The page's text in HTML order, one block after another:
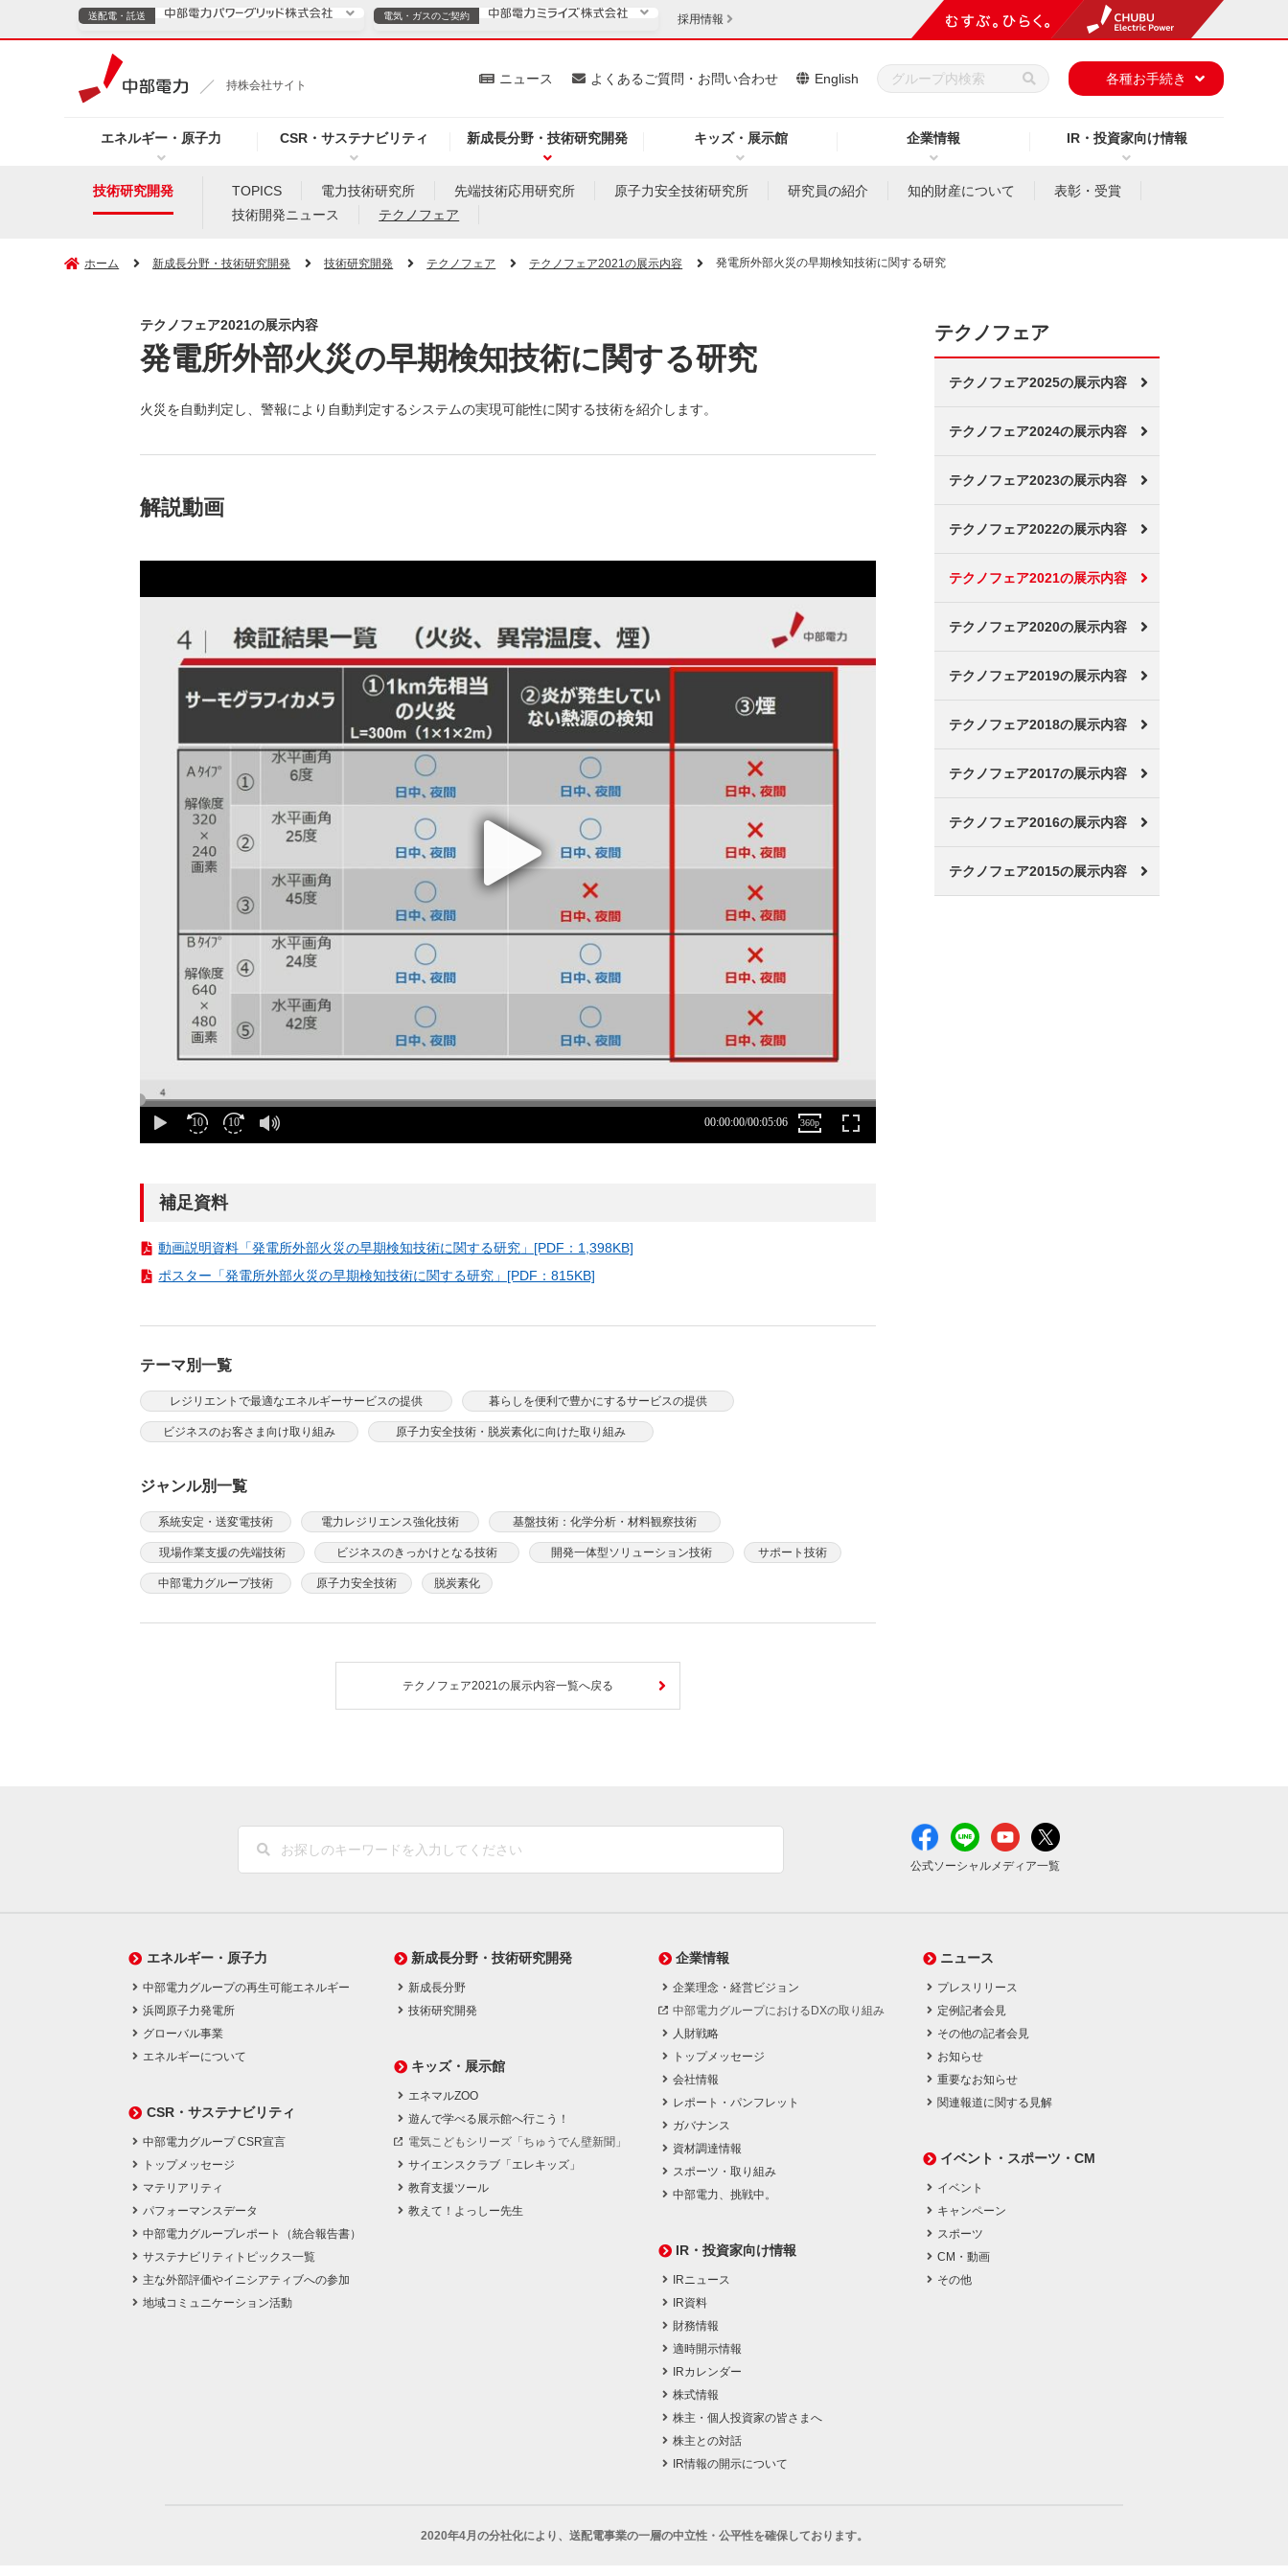
持株会社サイト
エネルギー・原子力 CSR・サステナビリティ 新成長分野・技術研究開発 キッズ・展示館 企業情報 IR・投資家向け情報
ニュース よくあるご質問・お問い合わせ English 各種お手続き
送配電・託送 電気・ガスのご契約
電気・ガスのご契約
プレスリリース（新しいウィンドウを開きます）
お知らせ （新しいウィンドウを開きます）
よくあるご質問・お問い合わせ （新しいウィンドウを開きます）
採用情報
技術研究開発 TOPICS 電力技術研究所 先端技術応用研究所 原子力安全技術研究所 研究員の紹介 知的財産について
表彰・受賞
技術開発ニュース
テクノフェア
ホーム 新成長分野・技術研究開発 技術研究開発 テクノフェア テクノフェア2021の展示内容 発電所外部火災の早期検知技術に関する研究
テクノフェア2021の展示内容
発電所外部火災の早期検知技術に関する研究
火災を自動判定し、警報により自動判定するシステムの実現可能性に関する技術を紹介します。
解説動画
補足資料
動画説明資料「発電所外部火災の早期検知技術に関する研究」[PDF：1,398KB]
ポスター「発電所外部火災の早期検知技術に関する研究」[PDF：815KB]
テーマ別一覧
レジリエントで最適なエネルギーサービスの提供 暮らしを便利で豊かにするサービスの提供
ビジネスのお客さま向け取り組み 原子力安全技術・脱炭素化に向けた取り組み
ジャンル別一覧
系統安定・送変電技術 電力レジリエンス強化技術 基盤技術：化学分析・材料観察技術
現場作業支援の先端技術 ビジネスのきっかけとなる技術 開発一体型ソリューション技術 サポート技術
中部電力グループ技術 原子力安全技術 脱炭素化
テクノフェア2021の展示内容一覧へ戻る
テクノフェア
テクノフェア2025の展示内容
テクノフェア2024の展示内容
テクノフェア2023の展示内容
テクノフェア2022の展示内容
テクノフェア2021の展示内容
テクノフェア2020の展示内容
テクノフェア2019の展示内容
テクノフェア2018の展示内容
テクノフェア2017の展示内容
テクノフェア2016の展示内容
テクノフェア2015の展示内容
公式ソーシャルメディア一覧
エネルギー・原子力
中部電力グループの再生可能エネルギー
浜岡原子力発電所
グローバル事業
エネルギーについて
CSR・サステナビリティ
中部電力グループ CSR宣言
トップメッセージ
マテリアリティ
パフォーマンスデータ
中部電力グループレポート（統合報告書）
サステナビリティトピックス一覧
主な外部評価やイニシアティブへの参加
地域コミュニケーション活動
新成長分野・技術研究開発
新成長分野
技術研究開発
キッズ・展示館
エネマルZOO
遊んで学べる展示館へ行こう！
電気こどもシリーズ「ちゅうでん壁新聞」
サイエンスクラブ「エレキッズ」
教育支援ツール
教えて！よっしー先生
企業情報
企業理念・経営ビジョン
中部電力グループにおけるDXの取り組み
人財戦略
トップメッセージ
会社情報
レポート・パンフレット
ガバナンス
資材調達情報
スポーツ・取り組み
中部電力、挑戦中。
IR・投資家向け情報
IRニュース
IR資料
財務情報
適時開示情報
IRカレンダー
株式情報
株主・個人投資家の皆さまへ
株主との対話
IR情報の開示について
ニュース
プレスリリース
定例記者会見
その他の記者会見
お知らせ
重要なお知らせ
関連報道に関する見解
イベント・スポーツ・CM
イベント
キャンペーン
スポーツ
CM・動画
その他
2020年4月の分社化により、 送配電事業の一層の中立性・公平性を確保しております。